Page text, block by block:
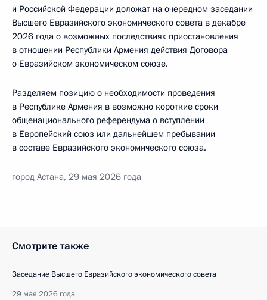
и Российской Федерации доложат на очередном заседании
Высшего Евразийского экономического совета в декабре
2026 года о возможных последствиях приостановления
в отношении Республики Армения действия Договора
о Евразийском экономическом союзе.
Разделяем позицию о необходимости проведения
в Республике Армения в возможно короткие сроки
общенационального референдума о вступлении
в Европейский союз или дальнейшем пребывании
в составе Евразийского экономического союза.
город Астана, 29 мая 2026 года
Смотрите также
Заседание Высшего Евразийского экономического совета
29 мая 2026 года